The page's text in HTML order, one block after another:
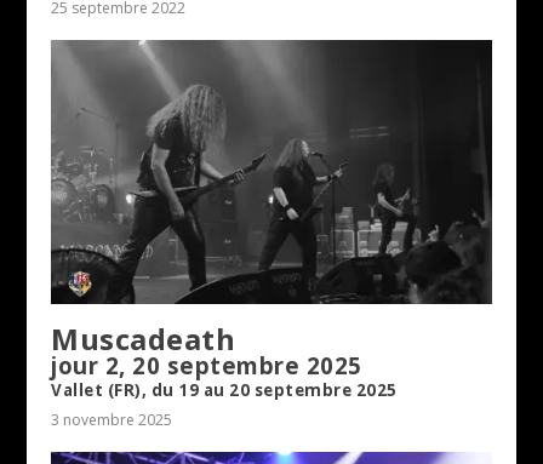
25 septembre 2022
Muscadeath
jour 2, 20 septembre 2025
Vallet (FR), du 19 au 20 septembre 2025
3 novembre 2025